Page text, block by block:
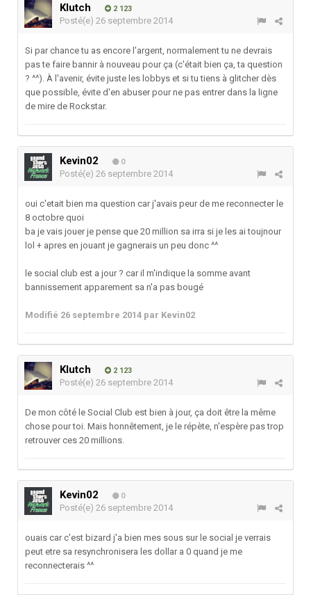
Klutch 2 123
Posté(e) 26 septembre 2014
Si par chance tu as encore l'argent, normalement tu ne devrais
pas te faire bannir à nouveau pour ça (c'était bien ça, ta question
? ^^). À l'avenir, évite juste les lobbys et si tu tiens à glitcher dès
que possible, évite d'en abuser pour ne pas entrer dans la ligne
de mire de Rockstar.
Kevin02 0
Posté(e) 26 septembre 2014
oui c'etait bien ma question car j'avais peur de me reconnecter le
8 octobre quoi
ba je vais jouer je pense que 20 million sa irra si je les ai toujnour
lol + apres en jouant je gagnerais un peu donc ^^
le social club est a jour ? car il m'indique la somme avant
bannissement apparement sa n'a pas bougé
Modifié 26 septembre 2014 par Kevin02
Klutch 2 123
Posté(e) 26 septembre 2014
De mon côté le Social Club est bien à jour, ça doit être la même
chose pour toi. Mais honnêtement, je le répète, n'espère pas trop
retrouver ces 20 millions.
Kevin02 0
Posté(e) 26 septembre 2014
ouais car c'est bizard j'a bien mes sous sur le social je verrais
peut etre sa resynchronisera les dollar a 0 quand je me
reconnecterais ^^